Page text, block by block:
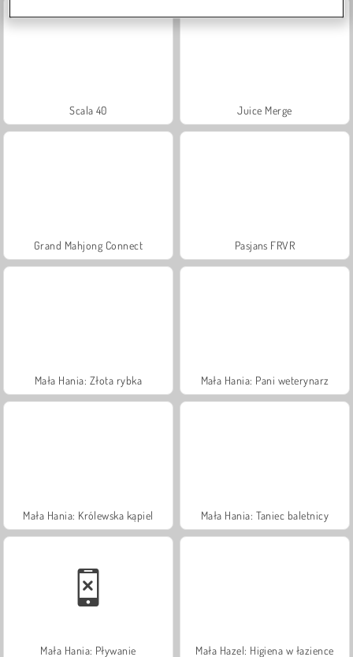
Scala 40 Juice Merge
Grand Mahjong Connect Pasjans FRVR
Mała Hania: Złota rybka Mała Hania: Pani weterynarz
Mała Hania: Królewska kąpiel Mała Hania: Taniec baletnicy
Mała Hania: Pływanie Mała Hazel: Higiena w łazience